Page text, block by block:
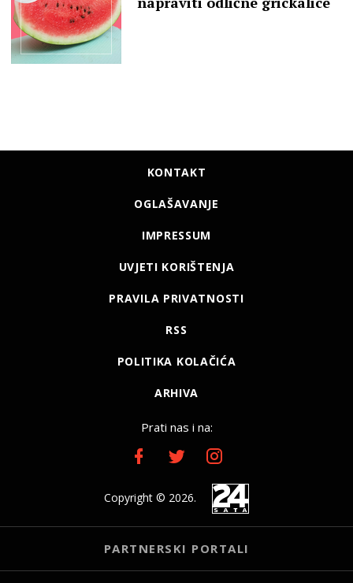
KONTAKT
OGLAŠAVANJE
IMPRESSUM
UVJETI KORIŠTENJA
PRAVILA PRIVATNOSTI
RSS
POLITIKA KOLAČIĆA
ARHIVA
Prati nas i na:
Copyright © 2026.
PARTNERSKI PORTALI